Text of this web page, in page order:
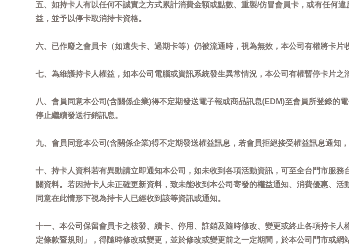
五、如持卡人有以任何不誠實之方式累計消費金額或點數、重製/仿冒會員卡，或有任何
益，並予以停卡取消持卡資格。
六、已作廢之會員卡（如遺失卡、過期卡等）仍被流通時，視為無效，本公司有權將卡片
七、為維護持卡人權益，如本公司電腦或資訊系統發生異常情況，本公司有權暫停卡片之
八、會員同意本公司(含關係企業)得不定期發送電子報或商品訊息(EDM)至會員所登錄的
停止繼續發送行銷訊息。
九、會員同意本公司(含關係企業)得不定期發送權益訊息，若會員拒絕接受權益訊息通知
十、持卡人資料若有異動請立即通知本公司，如未收到各項活動資訊，可至全台門市服
關資料。若因持卡人未正確更新資料，致未能收到本公司寄發的權益通知、消費優惠、
同意在此情形下視為持卡人已經收到該等資訊或通知。
十一、本公司保留會員卡之核發、續卡、停用、註銷及隨時修改、變更或終止各項持卡
定條款暨規則」，得隨時修改或變更，並於修改或變更前之一定期間，於本公司門市或